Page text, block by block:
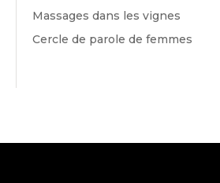
Massages dans les vignes
Cercle de parole de femmes